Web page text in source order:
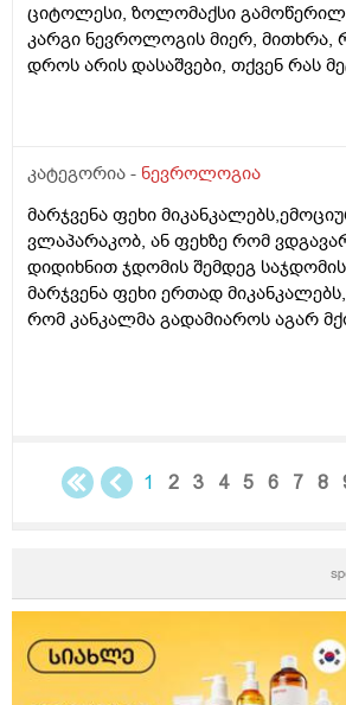
ციტოლესი, ზოლომაქსი
კარგი ნევროლოგის მიერ, მითხრა,
დროს არის დასაშვები, თქვენ რას
კატეგორია - ნევროლოგია
მარჯვენა ფეხი
ვლაპარაკობ, ან ფეხზე რომ
დიდიხნით ჯდომის შემდეგ
მარჯვენა ფეხი ერთად
რომ კანკალმა გადამიაროს აგარ
1 2 3 4 5 6 7 8